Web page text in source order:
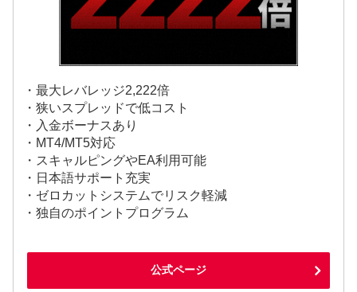
・最大レバレッジ2,222倍
・狭いスプレッドで低コスト
・入金ボーナスあり
・MT4/MT5対応
・スキャルピングやEA利用可能
・日本語サポート充実
・ゼロカットシステムでリスク軽減
・独自のポイントプログラム
公式ページ